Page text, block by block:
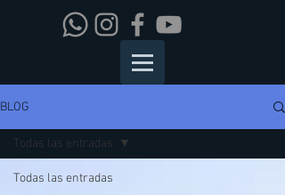
BLOG
Todas las entradas
Todas las entradas